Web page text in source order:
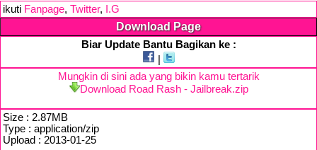
ikuti Fanpage, Twitter, I.G
Download Page
Biar Update Bantu Bagikan ke :
Mungkin di sini ada yang bikin kamu tertarik
Download Road Rash - Jailbreak.zip
Size : 2.87MB
Type : application/zip
Upload : 2013-01-25